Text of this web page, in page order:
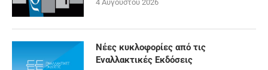
4 Αυγούστου 2026
Νέες κυκλοφορίες από τις
Εναλλακτικές Εκδόσεις